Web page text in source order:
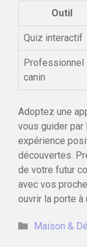
Outil
Quiz interactif
Professionnel
canin
Adoptez une
vous guider par
expérience
découvertes.
de votre futur
avec vos
ouvrir la porte
Catégories
Maison &